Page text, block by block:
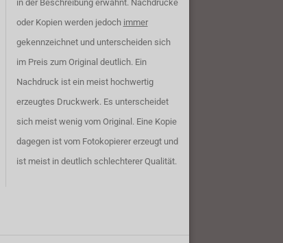
in der Beschreibung erwähnt. Nachdrucke
oder Kopien werden jedoch immer
gekennzeichnet und unterscheiden sich
im Preis zum Original deutlich. Ein
Nachdruck ist ein meist hochwertig
erzeugtes Druckwerk. Es unterscheidet
sich meist wenig vom Original. Eine Kopie
dagegen ist vom Fotokopierer erzeugt und
ist meist in deutlich schlechterer Qualität.